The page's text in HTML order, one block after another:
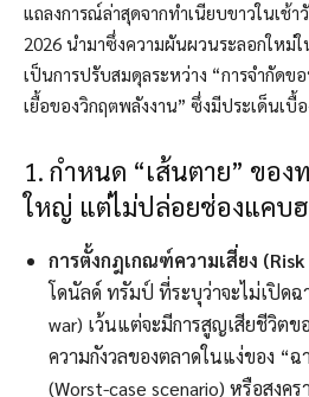
แถลงการณ์ล่าสุดจากทำเนียบขาวในเช้
2026 นำมาซึ่งความผันผวนระลอกใหม่ใ
เป็นการปรับสมดุลระหว่าง “การจำกัดข
เยื้อของวิกฤตพลังงาน” ซึ่งมีประเด็นเบื้
1. กำหนด “เส้นตาย” ของ
ใหญ่ แต่ไม่ปล่อยช่องแคบ
การตั้งกฎเกณฑ์ความเสี่ยง
โดนัลด์ ทรัมป์ ที่ระบุว่าจะไม่เปิดฉ
war) เว้นแต่จะมีการสูญเสียชีวิตข
ความกังวลของตลาดในแง่ของ “
(Worst-case scenario) หรือสงคร